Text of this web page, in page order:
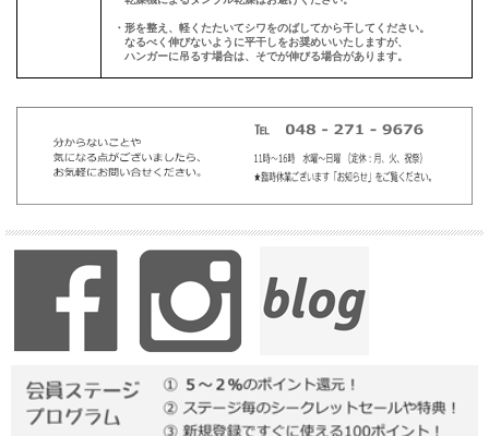
・形を整え、軽くたたいてシワをのばしてから干してください。
なるべく伸びないように平干しをお奨めいいたしますが、
ハンガーに吊るす場合は、そでが伸びる場合があります。